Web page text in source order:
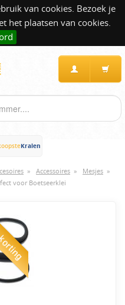
van cookies. Bezoek je
het plaatsen van cookies.
Kralen
» Accessoires » Mesjes »
voor Boetseerklei